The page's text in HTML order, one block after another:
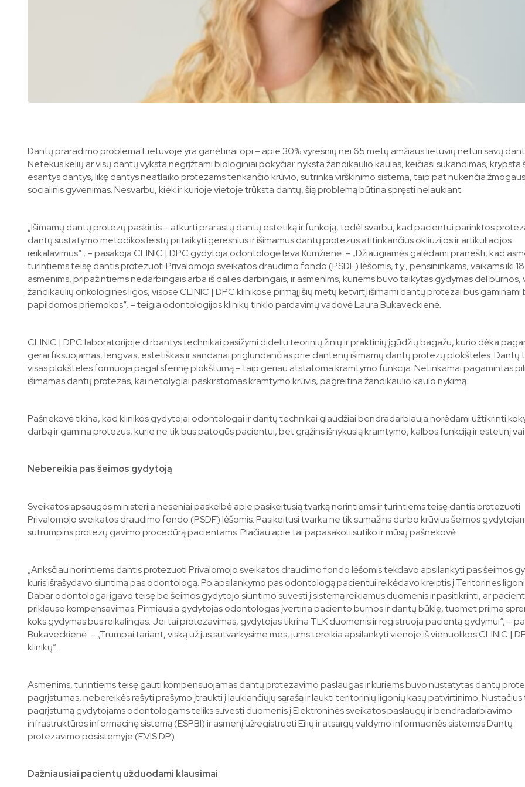
Dantų praradimo problema Lietuvoje yra ganėtinai opi – apie 30% vyresnių nei 65 metų amžiaus lietuvių neturi savų
Netekus kelių ar visų dantų vyksta negrįžtami biologiniai pokyčiai: nyksta žandikaulio kaulas, keičiasi sukandimas, krypsta
esantys dantys, likę dantys neatlaiko protezams tenkančio krūvio, sutrinka virškinimo sistema, taip pat nukenčia žmogaus
socialinis gyvenimas. Nesvarbu, kiek ir kurioje vietoje trūksta dantų, šią problemą būtina spręsti nelaukiant.
„Išimamų dantų protezų paskirtis – atkurti prarastų dantų estetiką ir funkciją, todėl svarbu, kad pacientui parinktos
dantų sustatymo metodikos leistų pritaikyti geresnius ir išimamus dantų protezus atitinkančius okliuzijos ir artikuliacijos
reikalavimus“ , – pasakoja CLINIC | DPC gydytoja odontologė Ieva Kumžienė. – „Džiaugiamės galėdami pranešti, kad
turintiems teisę dantis protezuoti Privalomojo sveikatos draudimo fondo (PSDF) lėšomis, t.y., pensininkams, vaikams iki
asmenims, pripažintiems nedarbingais arba iš dalies darbingais, ir asmenims, kuriems buvo taikytas gydymas dėl burnos,
žandikaulių onkologinės ligos, visose CLINIC | DPC klinikose pirmąjį šių metų ketvirtį išimami dantų protezai bus gaminami
papildomos priemokos“, – teigia odontologijos klinikų tinklo pardavimų vadovė Laura Bukaveckienė.
CLINIC | DPC laboratorijoje dirbantys technikai pasižymi dideliu teorinių žinių ir praktinių įgūdžių bagažu, kurio dėka
gerai fiksuojamas, lengvas, estetiškas ir sandariai priglundančias prie dantenų išimamų dantų protezų plokšteles. Dantų
visas plokšteles formuoja pagal sferinę plokštumą – taip geriau atstatoma kramtymo funkcija. Netinkamai pagamintas
išimamas dantų protezas, kai netolygiai paskirstomas kramtymo krūvis, pagreitina žandikaulio kaulo nykimą.
Pašnekovė tikina, kad klinikos gydytojai odontologai ir dantų technikai glaudžiai bendradarbiauja norėdami užtikrinti
darbą ir gamina protezus, kurie ne tik bus patogūs pacientui, bet grąžins išnykusią kramtymo, kalbos funkciją ir estetinį
Nebereikia pas šeimos gydytoją
Sveikatos apsaugos ministerija neseniai paskelbė apie pasikeitusią tvarką norintiems ir turintiems teisę dantis protezuoti
Privalomojo sveikatos draudimo fondo (PSDF) lėšomis. Pasikeitusi tvarka ne tik sumažins darbo krūvius šeimos
sutrumpins protezų gavimo procedūrą pacientams. Plačiau apie tai papasakoti sutiko ir mūsų pašnekovė.
„Anksčiau norintiems dantis protezuoti Privalomojo sveikatos draudimo fondo lėšomis tekdavo apsilankyti pas šeimos
kuris išrašydavo siuntimą pas odontologą. Po apsilankymo pas odontologą pacientui reikėdavo kreiptis į Teritorines
Dabar odontologai įgavo teisę be šeimos gydytojo siuntimo suvesti į sistemą reikiamus duomenis ir pasitikrinti, ar
priklauso kompensavimas. Pirmiausia gydytojas odontologas įvertina paciento burnos ir dantų būklę, tuomet priima
koks gydymas bus reikalingas. Jei tai protezavimas, gydytojas tikrina TLK duomenis ir registruoja pacientą gydymui“, –
Bukaveckienė. – „Trumpai tariant, viską už jus sutvarkysime mes, jums tereikia apsilankyti vienoje iš vienuolikos CLINIC |
klinikų”.
Asmenims, turintiems teisę gauti kompensuojamas dantų protezavimo paslaugas ir kuriems buvo nustatytas dantų
pagrįstumas, nebereikės rašyti prašymo įtraukti į laukiančiųjų sąrašą ir laukti teritorinių ligonių kasų patvirtinimo. Nustačius
pagrįstumą gydytojams odontologams teliks suvesti duomenis į Elektroninės sveikatos paslaugų ir bendradarbiavimo
infrastruktūros informacinę sistemą (ESPBI) ir asmenį užregistruoti Eilių ir atsargų valdymo informacinės sistemos Dantų
protezavimo posistemyje (EVIS DP).
Dažniausiai pacientų užduodami klausimai